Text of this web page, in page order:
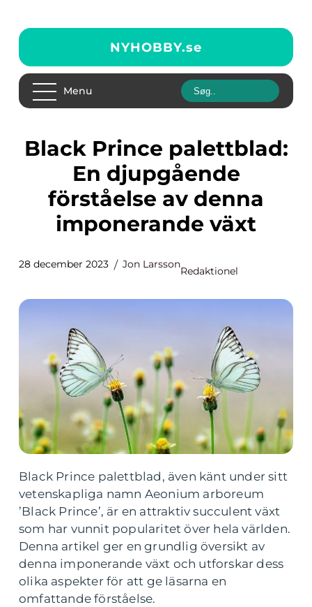
NYHOBBY.se
Menu
Black Prince palettblad:
En djupgående
förståelse av denna
imponerande växt
28 december 2023 Jon Larsson
Redaktionel
Black Prince palettblad, även känt under sitt
vetenskapliga namn Aeonium arboreum
’Black Prince’, är en attraktiv succulent växt
som har vunnit popularitet över hela världen.
Denna artikel ger en grundlig översikt av
denna imponerande växt och utforskar dess
olika aspekter för att ge läsarna en
omfattande förståelse.